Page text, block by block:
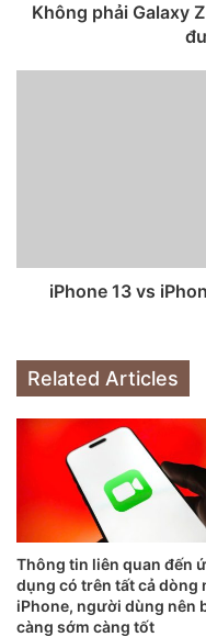
Các phiên bản ‌iPhone
với môi trường hơn
Thế hệ ‌iPhone 13‌
nhiều so với màu
Không phải Galaxy
iPhone 13 vs
Related Articles
Thông tin liên quan đến
dụng có trên tất cả dòng
iPhone, người dùng nên
càng sớm càng tốt